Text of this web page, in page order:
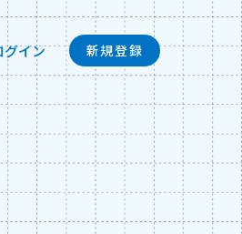
グイン 新規登録